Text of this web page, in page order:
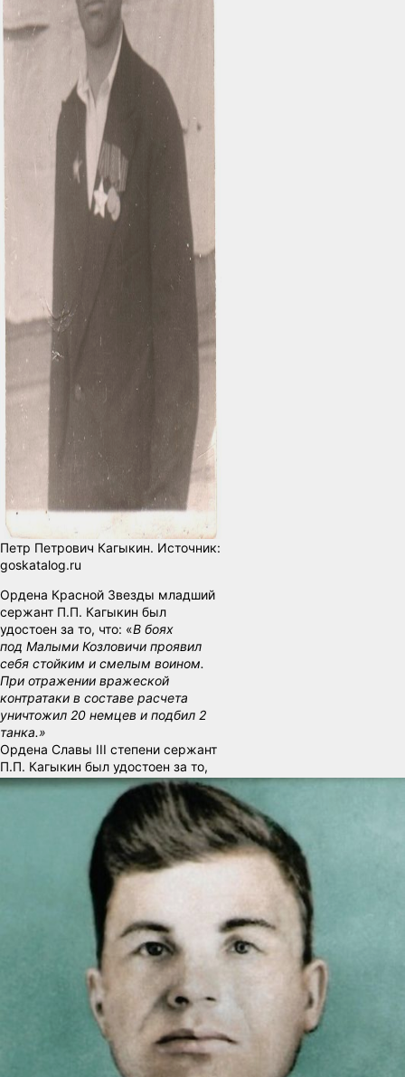
Петр Петрович Кагыкин. Источник:
goskatalog.ru
Ордена Красной Звезды младший
сержант П.П. Кагыкин был
удостоен за то, что: «В боях
под Малыми Козловичи проявил
себя стойким и смелым воином.
При отражении вражеской
контратаки в составе расчета
уничтожил 20 немцев и подбил 2
танка.»
Ордена Славы III степени сержант
П.П. Кагыкин был удостоен за то,
что:«19.9.44 г. в бою под Томашув
при отражении сильных контратак
танков и пехоты противника, тов.
Кагыкин уничтожил, стреляя
прямой наводкой до 20-ти
гитлеровцев и сжег один
бронетранспортер противника.
Когда орудие было повреждено
огнем противника, Кагыкин взял
ручной пулемет и встретил
озверевших гитлеровцев
губительным огнем. Он уничтожил
расчет немецкого станкового
пулемета и еще до десяти солдат
Знамя над рейхстагом
Каждый советский воин мечтал